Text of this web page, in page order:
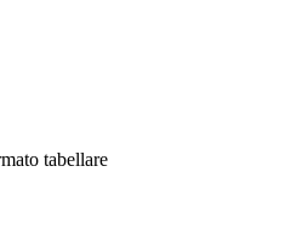
tabellare